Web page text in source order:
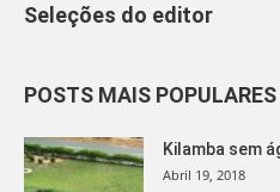
Seleções do editor
POSTS MAIS POPULARES
Kilamba sem
Abril 19, 2018